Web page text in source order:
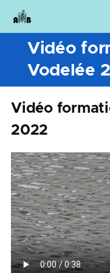
Skip to main content
Vidéo
Vodelée
Vidéo
2022